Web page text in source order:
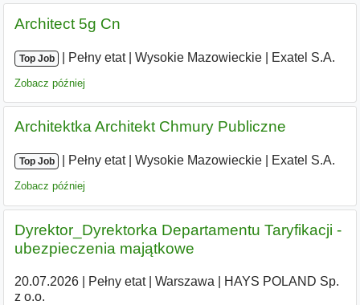
Architect 5g Cn
Top Job Pełny etat| Wysokie Mazowieckie Exatel S.A.
Zobacz później
Architektka Architekt Chmury Publiczne
Top Job Pełny etat| Wysokie Mazowieckie Exatel S.A.
Zobacz później
Dyrektor_Dyrektorka Departamentu Taryfikacji -
ubezpieczenia majątkowe
20.07.2026| Pełny etat| Warszawa
HAYS POLAND Sp.
z o.o.